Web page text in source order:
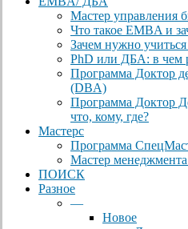
Мастер управления
Что такое EMBA и
Зачем нужно
PhD или ДБА: в чем
Программа Доктор
(DBА)
Программа Доктор
что, кому, где?
Мастерс
Программа
Мастер
ПОИСК
Разное
—
Новое